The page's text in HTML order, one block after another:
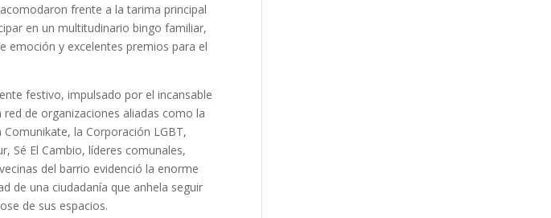
frente a la tarima principal
en un multitudinario bingo familiar,
emoción y excelentes premios para el
festivo, impulsado por el incansable
de organizaciones aliadas como la
Comunikate, la Corporación LGBT,
Sé El Cambio, líderes comunales,
del barrio evidenció la enorme
de una ciudadanía que anhela seguir
de sus espacios.